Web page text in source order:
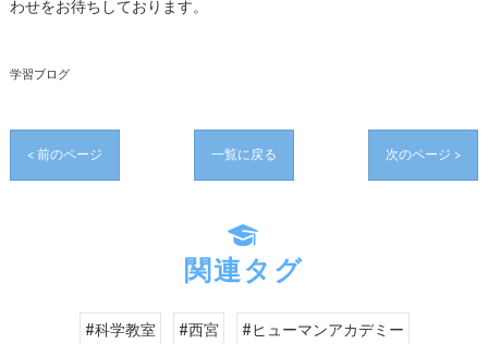
わせをお待ちしております。
学習ブログ
< 前のページ 一覧に戻る 次のページ >
関連タグ
#科学教室 #西宮 #ヒューマンアカデミー